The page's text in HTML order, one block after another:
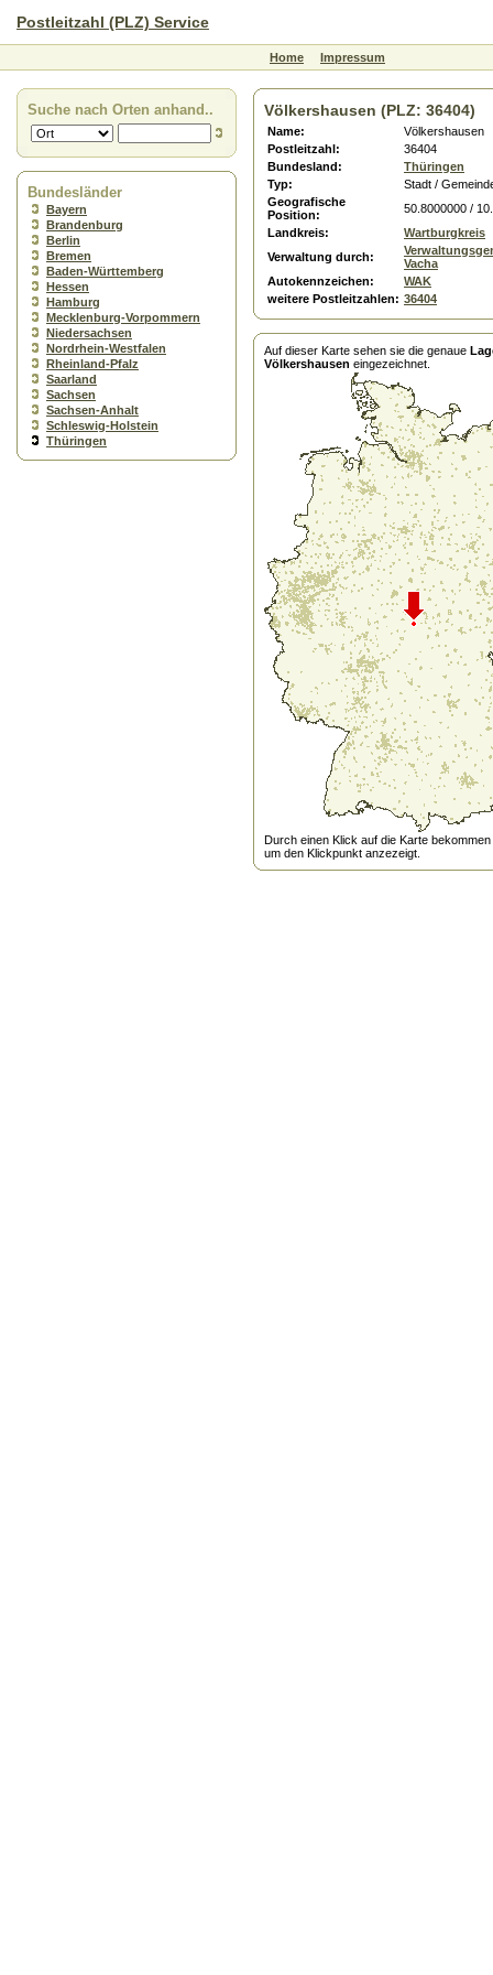
Postleitzahl (PLZ) Service
Home Impressum
Suche nach Orten anhand..
Bundesländer
Bayern
Brandenburg
Berlin
Bremen
Baden-Württemberg
Hessen
Hamburg
Mecklenburg-Vorpommern
Niedersachsen
Nordrhein-Westfalen
Rheinland-Pfalz
Saarland
Sachsen
Sachsen-Anhalt
Schleswig-Holstein
Thüringen
Völkershausen (PLZ: 36404)
Name:
Völkershausen
Postleitzahl:
36404
Bundesland:
Thüringen
Typ:
Stadt /
Geografische
Position:
50.8000000 /
Landkreis:
Wartburgkreis
Verwaltung durch:
Vacha
Autokennzeichen:
WAK
weitere Postleitzahlen: 36404
Auf dieser Karte sehen sie die genaue
Völkershausen eingezeichnet.
Durch einen Klick auf die Karte
um den Klickpunkt anzezeigt.